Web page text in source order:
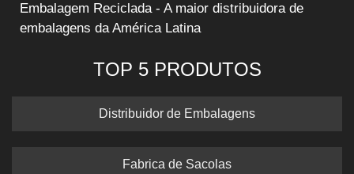
Embalagem Reciclada - A maior distribuidora de
embalagens da América Latina
TOP 5 PRODUTOS
Distribuidor de Embalagens
Fabrica de Sacolas